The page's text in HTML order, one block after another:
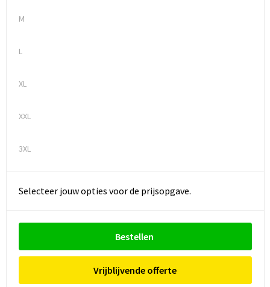
M
L
XL
XXL
3XL
Selecteer jouw opties voor de prijsopgave.
Bestellen
Vrijblijvende offerte